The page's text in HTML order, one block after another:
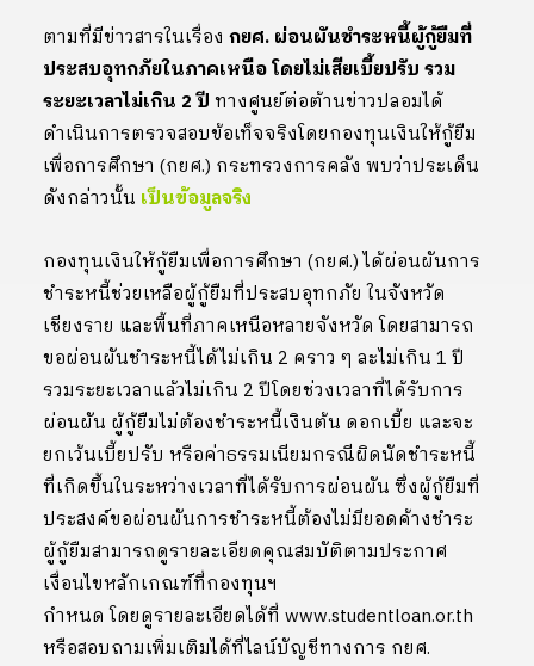
ตามที่มีข่าวสารในเรื่อง กยศ. ผ่อนผันชำระหนี้ผู้กู้ยืมที่
ประสบอุทกภัยในภาคเหนือ โดยไม่เสียเบี้ยปรับ รวม
ระยะเวลาไม่เกิน 2 ปี ทางศูนย์ต่อต้านข่าวปลอมได้
ดำเนินการตรวจสอบข้อเท็จจริงโดยกองทุนเงินให้กู้ยืม
เพื่อการศึกษา (กยศ.) กระทรวงการคลัง พบว่าประเด็น
ดังกล่าวนั้น เป็นข้อมูลจริง
กองทุนเงินให้กู้ยืมเพื่อการศึกษา (กยศ.) ได้ผ่อนผันการ
ชำระหนี้ช่วยเหลือผู้กู้ยืมที่ประสบอุทกภัย ในจังหวัด
เชียงราย และพื้นที่ภาคเหนือหลายจังหวัด โดยสามารถ
ขอผ่อนผันชำระหนี้ได้ไม่เกิน 2 คราว ๆ ละไม่เกิน 1 ปี
รวมระยะเวลาแล้วไม่เกิน 2 ปีโดยช่วงเวลาที่ได้รับการ
ผ่อนผัน ผู้กู้ยืมไม่ต้องชำระหนี้เงินต้น ดอกเบี้ย และจะ
ยกเว้นเบี้ยปรับ หรือค่าธรรมเนียมกรณีผิดนัดชำระหนี้
ที่เกิดขึ้นในระหว่างเวลาที่ได้รับการผ่อนผัน ซึ่งผู้กู้ยืมที่
ประสงค์ขอผ่อนผันการชำระหนี้ต้องไม่มียอดค้างชำระ
ผู้กู้ยืมสามารถดูรายละเอียดคุณสมบัติตามประกาศ
เงื่อนไขหลักเกณฑ์ที่กองทุนฯ
กำหนด โดยดูรายละเอียดได้ที่ www.studentloan.or.th
หรือสอบถามเพิ่มเติมได้ที่ไลน์บัญชีทางการ กยศ.